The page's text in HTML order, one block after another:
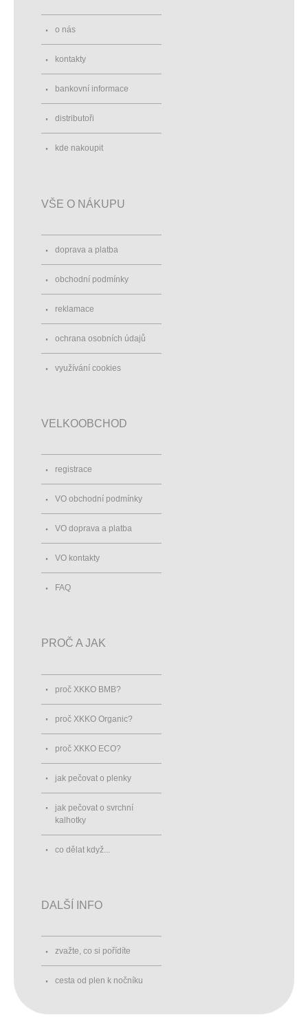
o nás
kontakty
bankovní informace
distributoři
kde nakoupit
VŠE O NÁKUPU
doprava a platba
obchodní podmínky
reklamace
ochrana osobních údajů
využívání cookies
VELKOOBCHOD
registrace
VO obchodní podmínky
VO doprava a platba
VO kontakty
FAQ
PROČ A JAK
proč XKKO BMB?
proč XKKO Organic?
proč XKKO ECO?
jak pečovat o plenky
jak pečovat o svrchní
kalhotky
co dělat když...
DALŠÍ INFO
zvažte, co si pořídíte
cesta od plen k nočníku